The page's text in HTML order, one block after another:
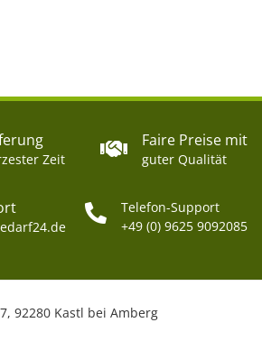
Zeit
Faire Preise mit
guter Qualität
Telefon-Support
+49 (0) 9625 9092085
92280 Kastl bei Amberg